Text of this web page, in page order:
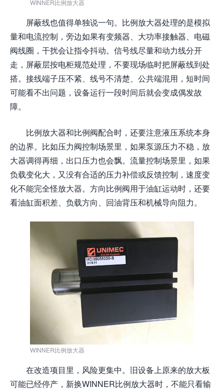
WINNER比例放大器
屏蔽线也值得单独说一句。比例放大器处理的是模拟
量和电流控制，旁边如果有变频器、大功率接触器、电磁
阀线圈，干扰会让指令抖动。信号线尽量和动力线分开
走，屏蔽层按电柜规范处理，不要现场临时把屏蔽线到处
搭。接线端子压不紧、线号不清楚、公共端混用，短时间
可能看不出问题，设备运行一段时间后就会变成偶发故
障。
比例放大器和比例阀配合时，还要注意液压系统本身
的边界。比如压力阀控制场景里，如果泵源压力不稳，放
大器调得再细，出口压力也会飘。流量控制场景里，如果
负载变化大，又没有合适的压力补偿或反馈控制，速度变
化不能完全怪放大器。方向比例阀用于油缸运动时，还要
看油缸面积差、负载方向、回油背压和机械导向阻力。
WINNER比例放大器
在改造项目里，风险更集中。旧设备上原来的放大板
可能已经停产，新换WINNER比例放大器时，不能只看输